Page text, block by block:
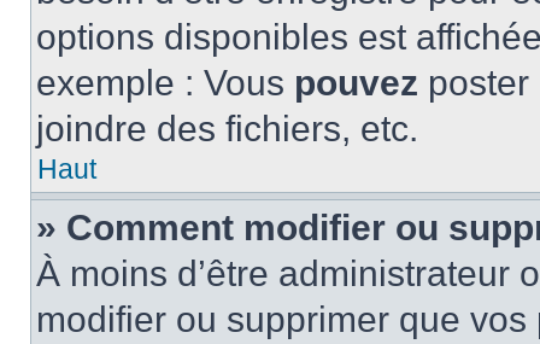
options disponibles est
exemple : Vous pouvez
joindre des fichiers, etc.
Haut
» Comment modifier ou
À moins d’être administrateur
modifier ou supprimer que